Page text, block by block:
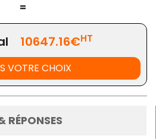
=
10647.16€HT
VOTRE CHOIX
RÉPONSES